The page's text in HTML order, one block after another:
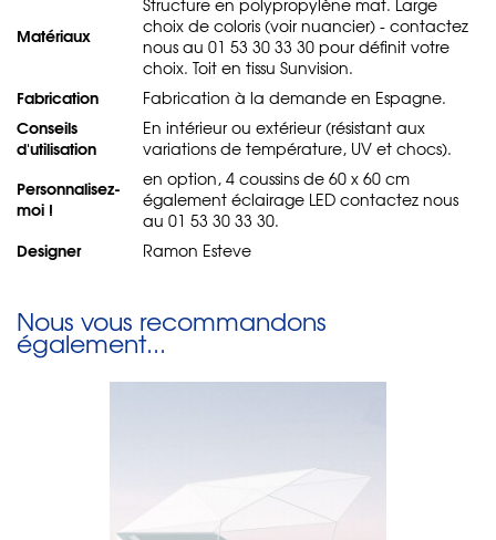
Matériaux
choix de coloris (voir nuancier) - contactez
nous au 01 53 30 33 30 pour définit votre
choix. Toit en tissu Sunvision.
Fabrication Fabrication à la demande en Espagne.
Conseils
d'utilisation
En intérieur ou extérieur (résistant aux
variations de température, UV et chocs).
Personnalisez-
moi !
en option, 4 coussins de 60 x 60 cm
également éclairage LED contactez nous
au 01 53 30 33 30.
Designer Ramon Esteve
Nous vous recommandons
également...